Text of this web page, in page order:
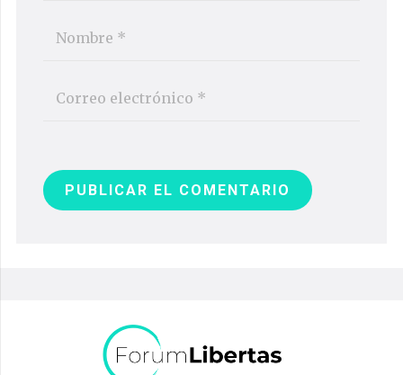
PUBLICAR EL COMENTARIO